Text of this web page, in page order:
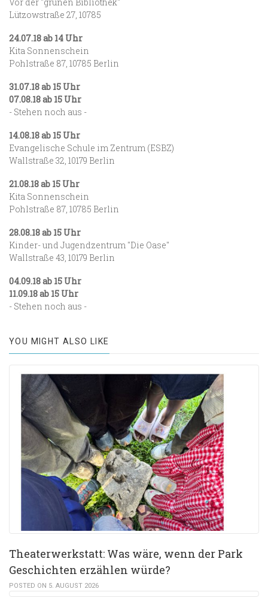
Lützowstraße 27, 10785
24.07.18 ab 14 Uhr
Kita Sonnenschein
Pohlstraße 87, 10785 Berlin
31.07.18 ab 15 Uhr
07.08.18 ab 15 Uhr
- Stehen noch aus -
14.08.18 ab 15 Uhr
Evangelische Schule im Zentrum (ESBZ)
Wallstraße 32, 10179 Berlin
21.08.18 ab 15 Uhr
Kita Sonnenschein
Pohlstraße 87, 10785 Berlin
28.08.18 ab 15 Uhr
Kinder- und Jugendzentrum "Die Oase"
Wallstraße 43, 10179 Berlin
04.09.18 ab 15 Uhr
11.09.18 ab 15 Uhr
- Stehen noch aus -
YOU MIGHT ALSO LIKE
Theaterwerkstatt: Was wäre, wenn der Park
Geschichten erzählen würde?
POSTED ON 5. AUGUST 2026